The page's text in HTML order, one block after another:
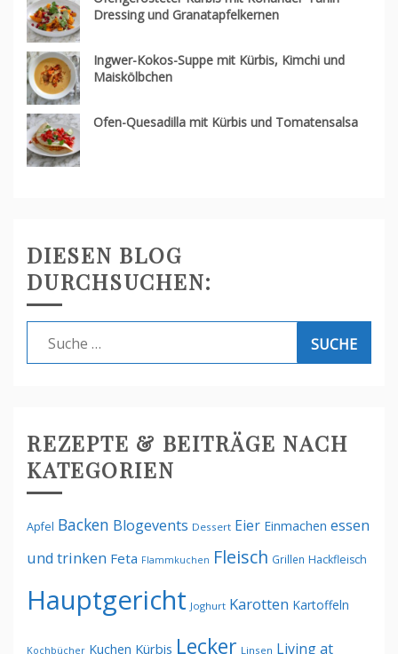
Dressing und Granatapfelkernen
Ingwer-Kokos-Suppe mit Kürbis, Kimchi und
Maiskölbchen
Ofen-Quesadilla mit Kürbis und Tomatensalsa
DIESEN BLOG
DURCHSUCHEN:
Suche
nach:
REZEPTE & BEITRÄGE NACH
KATEGORIEN
Apfel Backen Blogevents Dessert Eier Einmachen essen
und trinken Feta Flammkuchen Fleisch Grillen Hackfleisch
Hauptgericht Joghurt Karotten Kartoffeln
Kochbücher Kuchen Kürbis Lecker Linsen Living at